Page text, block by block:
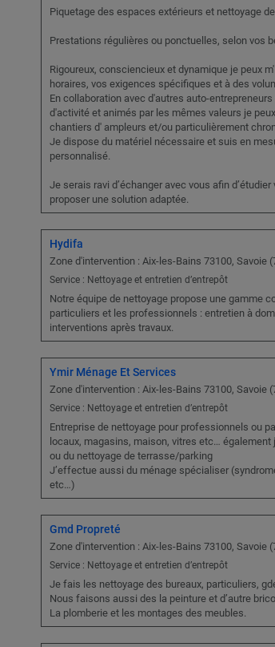
Piquetage des espaces extérieurs et nettoyage
Prestations régulières ou ponctuelles, selon vos
Rigoureux, consciencieux et dynamique je peux
horaires, vos exigences spécifiques et à des
En collaboration avec d'autres auto-
d'activité et animés par les mêmes valeurs je
chantiers d' ampleurs et/ou particulièrement
Je dispose du matériel nécessaire et suis en
personnalisé.
Je serais ravi d’échanger avec vous afin
proposer une solution adaptée.
Hydifa
Zone d'intervention : Aix-les-Bains 73100, Savoie
Service : Nettoyage et entretien d’entrepôt
Notre équipe de nettoyage propose une gamme
particuliers et les professionnels : entretien à
interventions après travaux.
Ymir Ménage Et Services
Zone d'intervention : Aix-les-Bains 73100, Savoie
Service : Nettoyage et entretien d’entrepôt
Entreprise de nettoyage pour professionnels ou
locaux, magasins, maison, vitres etc…
ou du nettoyage de terrasse/parking
J’effectue aussi du ménage spécialiser
etc…)
Gmd Propreté
Zone d'intervention : Aix-les-Bains 73100, Savoie
Service : Nettoyage et entretien d’entrepôt
Je fais les nettoyage des bureaux, particuliers,
Nous faisons aussi des la peinture et d’autre
La plomberie et les montages des meubles.